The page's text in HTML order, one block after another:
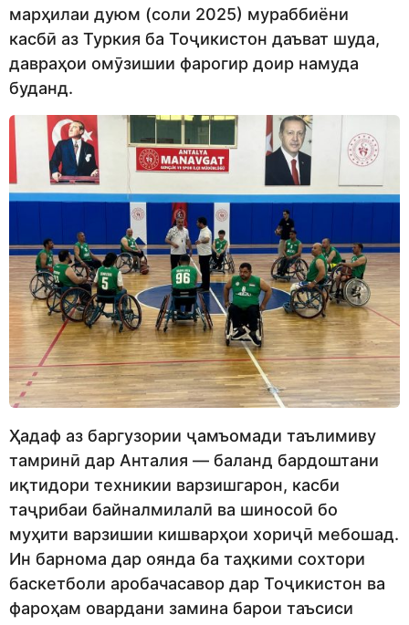
марҳилаи дуюм (соли 2025) мураббиёни
касбӣ аз Туркия ба Тоҷикистон даъват шуда,
давраҳои омӯзишии фарогир доир намуда
буданд.
Ҳадаф аз баргузории ҷамъомади таълимиву
тамринӣ дар Анталия — баланд бардоштани
иқтидори техникии варзишгарон, касби
таҷрибаи байналмилалӣ ва шиносоӣ бо
муҳити варзишии кишварҳои хориҷӣ мебошад.
Ин барнома дар оянда ба таҳкими сохтори
баскетболи аробачасавор дар Тоҷикистон ва
фароҳам овардани замина барои таъсиси